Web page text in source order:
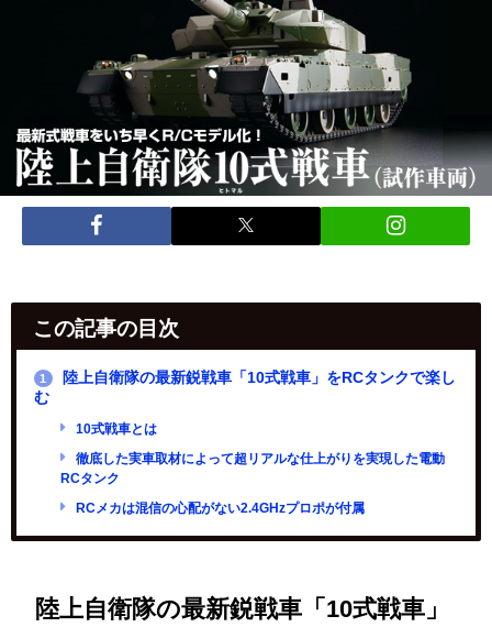
この記事の目次
1
陸上自衛隊の最新鋭戦車「10式戦車」をRCタンクで楽し
む
10式戦車とは
徹底した実車取材によって超リアルな仕上がりを実現した電動
RCタンク
RCメカは混信の心配がない2.4GHzプロポが付属
陸上自衛隊の最新鋭戦車「10式戦車」